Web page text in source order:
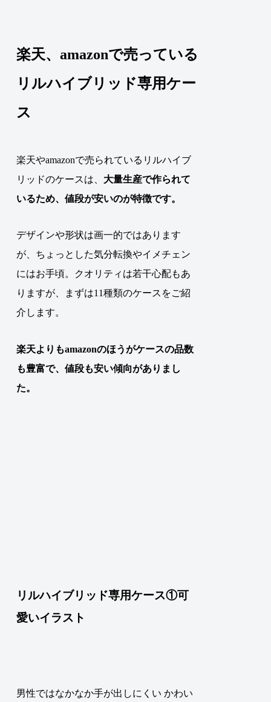
楽天、amazonで売っている
リルハイブリッド専用ケー
ス
楽天やamazonで売られているリルハイブ
リッドのケースは、 大量生産で作られて
いるため、値段が安いのが特徴です。
デザインや形状は画一的ではあります
が、ちょっとした気分転換やイメチェン
にはお手頃。クオリティは若干心配もあ
りますが、まずは11種類のケースをご紹
介します。
楽天よりもamazonのほうがケースの品数
も豊富で、値段も安い傾向がありまし
た。
リルハイブリッド専用ケース①可
愛いイラスト
男性ではなかなか手が出しにくい かわい